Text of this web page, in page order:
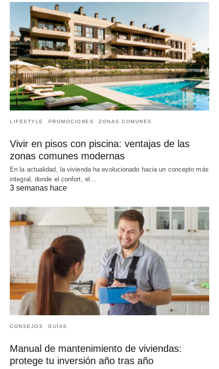
LIFESTYLE PROMOCIONES ZONAS COMUNES
Vivir en pisos con piscina: ventajas de las
zonas comunes modernas
En la actualidad, la vivienda ha evolucionado hacia un concepto más
integral, donde el confort, el…
3 semanas hace
CONSEJOS GUÍAS
Manual de mantenimiento de viviendas:
protege tu inversión año tras año